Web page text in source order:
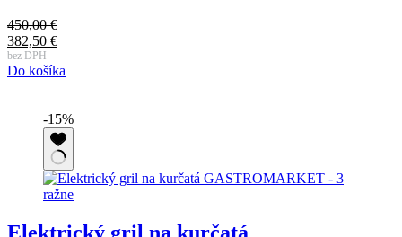
450,00€
Pôvodná
cena
bola:
382,50 €
Aktuálna
cena
bez DPH
Do košíka
-15%